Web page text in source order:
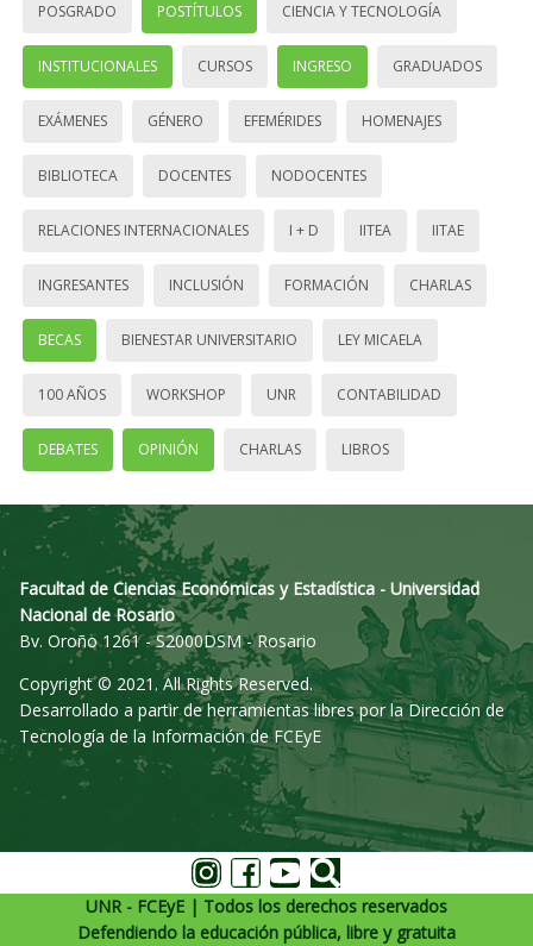
POSGRADO POSTÍTULOS CIENCIA Y TECNOLOGÍA
INSTITUCIONALES CURSOS INGRESO GRADUADOS
EXÁMENES GÉNERO EFEMÉRIDES HOMENAJES
BIBLIOTECA DOCENTES NODOCENTES
RELACIONES INTERNACIONALES I + D IITEA IITAE
INGRESANTES INCLUSIÓN FORMACIÓN CHARLAS
BECAS BIENESTAR UNIVERSITARIO LEY MICAELA
100 AÑOS WORKSHOP UNR CONTABILIDAD
DEBATES OPINIÓN CHARLAS LIBROS
Facultad de Ciencias Económicas y Estadística - Universidad
Nacional de Rosario
Bv. Oroño 1261 - S2000DSM - Rosario
Copyright © 2021. All Rights Reserved.
Desarrollado a partir de herramientas libres por la Dirección de
Tecnología de la Información de FCEyE
UNR - FCEyE | Todos los derechos reservados
Defendiendo la educación pública, libre y gratuita